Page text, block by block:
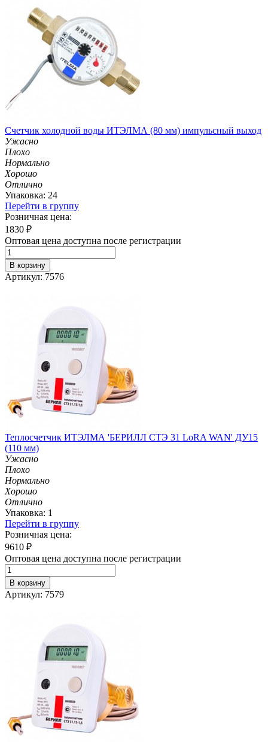
Счетчик холодной воды ИТЭЛМА (80 мм) импульсный выход
Ужасно
Плохо
Нормально
Хорошо
Отлично
Упаковка: 24
Перейти в группу
Розничная цена:
1830 ₽
Оптовая цена доступна после регистрации
В корзину
Артикул: 7576
Теплосчетчик ИТЭЛМА 'БЕРИЛЛ СТЭ 31 LоRA WAN' ДУ15
(110 мм)
Ужасно
Плохо
Нормально
Хорошо
Отлично
Упаковка: 1
Перейти в группу
Розничная цена:
9610 ₽
Оптовая цена доступна после регистрации
В корзину
Артикул: 7579